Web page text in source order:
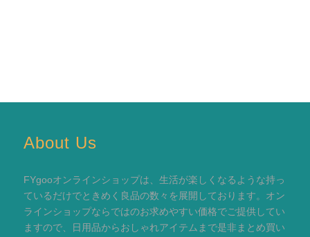
About Us
FYgooオンラインショップは、生活が楽しくなるような持っ
ているだけでときめく良品の数々を展開しております。オン
ラインショップならではのお求めやすい価格でご提供してい
ますので、日用品からおしゃれアイテムまで是非まとめ買い